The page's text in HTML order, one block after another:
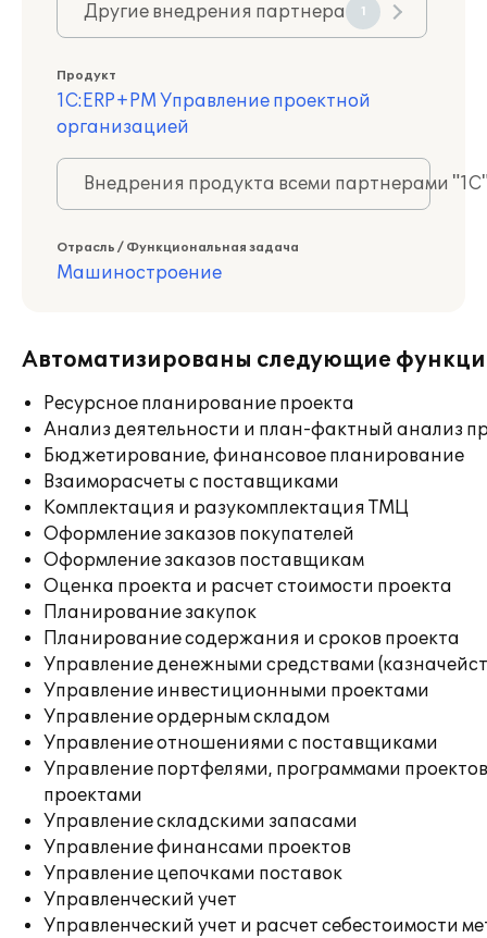
Другие внедрения партнера 1
Продукт
1С:ERP+PM Управление проектной
организацией
Внедрения продукта всеми партнерами
Отрасль / Функциональная задача
Машиностроение
Автоматизированы следующие
Ресурсное планирование проекта
Анализ деятельности и план-фактный анализ
Бюджетирование, финансовое планирование
Взаиморасчеты с поставщиками
Комплектация и разукомплектация ТМЦ
Оформление заказов покупателей
Оформление заказов поставщикам
Оценка проекта и расчет стоимости проекта
Планирование закупок
Планирование содержания и сроков проекта
Управление денежными средствами
Управление инвестиционными проектами
Управление ордерным складом
Управление отношениями с поставщиками
Управление портфелями, программами
проектами
Управление складскими запасами
Управление финансами проектов
Управление цепочками поставок
Управленческий учет
Управленческий учет и расчет себестоимости